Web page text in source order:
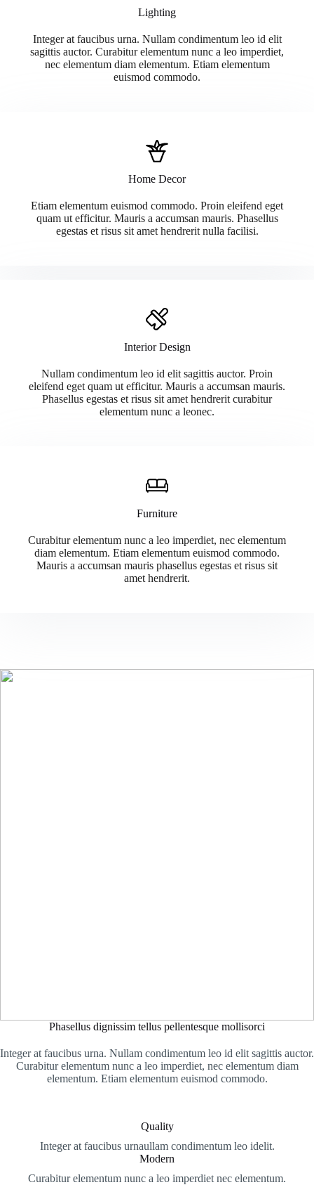
Lighting
Integer at faucibus urna. Nullam condimentum leo id elit
sagittis auctor. Curabitur elementum nunc a leo imperdiet,
nec elementum diam elementum. Etiam elementum
euismod commodo.
Home Decor
Etiam elementum euismod commodo. Proin eleifend eget
quam ut efficitur. Mauris a accumsan mauris. Phasellus
egestas et risus sit amet hendrerit nulla facilisi.
Interior Design
Nullam condimentum leo id elit sagittis auctor. Proin
eleifend eget quam ut efficitur. Mauris a accumsan mauris.
Phasellus egestas et risus sit amet hendrerit curabitur
elementum nunc a leonec.
Furniture
Curabitur elementum nunc a leo imperdiet, nec elementum
diam elementum. Etiam elementum euismod commodo.
Mauris a accumsan mauris phasellus egestas et risus sit
amet hendrerit.
Phasellus dignissim tellus pellentesque mollisorci
Integer at faucibus urna. Nullam condimentum leo id elit sagittis auctor.
Curabitur elementum nunc a leo imperdiet, nec elementum diam
elementum. Etiam elementum euismod commodo.
Quality
Integer at faucibus urnaullam condimentum leo idelit.
Modern
Curabitur elementum nunc a leo imperdiet nec elementum.